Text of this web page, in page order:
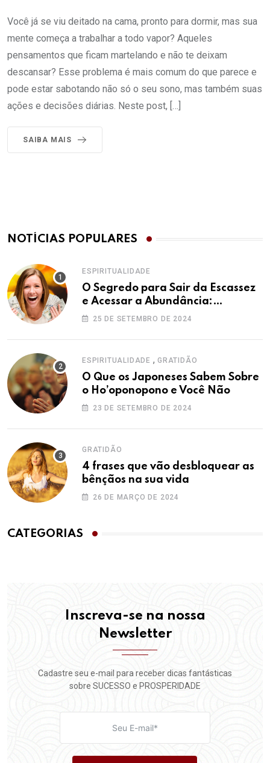
Você já se viu deitado na cama, pronto para dormir, mas sua
mente começa a trabalhar a todo vapor? Aqueles
pensamentos que ficam martelando e não te deixam
descansar? Esse problema é mais comum do que parece e
pode estar sabotando não só o seu sono, mas também suas
ações e decisões diárias. Neste post, […]
SAIBA MAIS
NOTÍCIAS POPULARES
ESPIRITUALIDADE
O Segredo para Sair da Escassez
e Acessar a Abundância:
Ho’oponopono pela Prosperidade
25 DE SETEMBRO DE 2024
ESPIRITUALIDADE , GRATIDÃO
O Que os Japoneses Sabem Sobre
o Ho’oponopono e Você Não
23 DE SETEMBRO DE 2024
GRATIDÃO
4 frases que vão desbloquear as
bênçãos na sua vida
26 DE MARÇO DE 2024
CATEGORIAS
Inscreva-se na nossa
Newsletter
Cadastre seu e-mail para receber dicas fantásticas
sobre SUCESSO e PROSPERIDADE